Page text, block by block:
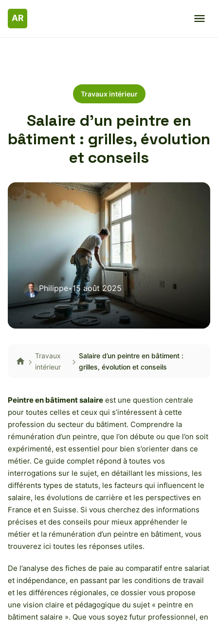
Travaux intérieur
Salaire d’un peintre en
bâtiment : grilles, évolution
et conseils
Philippe•15 août 2025
Travaux
intérieur
Salaire d’un peintre en bâtiment :
grilles, évolution et conseils
Peintre en bâtiment salaire est une question centrale
pour toutes celles et ceux qui s’intéressent à cette
profession du secteur du bâtiment. Comprendre la
rémunération d’un peintre, que l’on débute ou que l’on soit
expérimenté, est essentiel pour bien s’orienter dans ce
métier. Ce guide complet répond à toutes vos
interrogations sur le sujet, en détaillant les missions, les
différents types de statuts, les facteurs qui influencent le
salaire, les évolutions de carrière et les perspectives en
France et en Suisse. Si vous cherchez des informations
précises et des conseils pour mieux appréhender le
métier et la rémunération d’un peintre en bâtiment, vous
trouverez ici toutes les réponses utiles.
De l’analyse des fiches de paie au comparatif entre salariat
et indépendance, en passant par les conditions de travail
et les différences régionales, ce dossier vous propose
une vision claire et pédagogique du sujet « peintre en
bâtiment salaire ». Que vous soyez futur professionnel, en